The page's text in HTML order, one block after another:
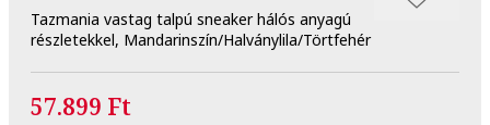
Tazmania vastag talpú sneaker hálós anyagú
részletekkel, Mandarinszín/Halványlila/Törtfehér
57.899 Ft